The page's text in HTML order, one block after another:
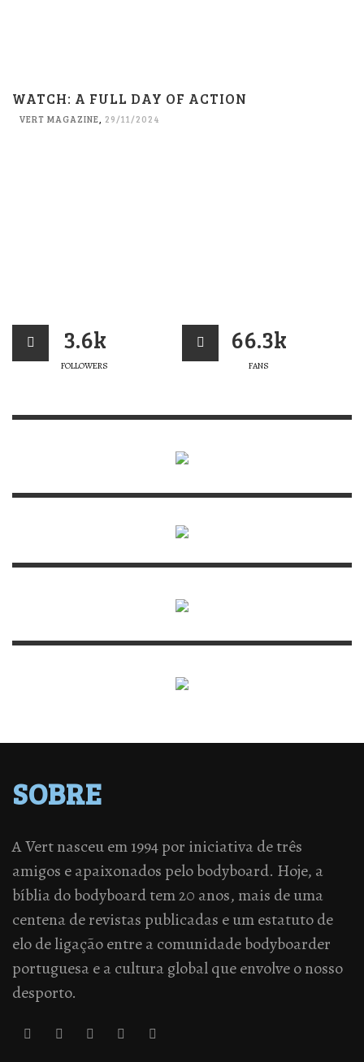
WATCH: A FULL DAY OF ACTION
VERT MAGAZINE, 29/11/2024
3.6k
FOLLOWERS
66.3k
FANS
SOBRE
A Vert nasceu em 1994 por iniciativa de três
amigos e apaixonados pelo bodyboard. Hoje, a
bíblia do bodyboard tem 20 anos, mais de uma
centena de revistas publicadas e um estatuto de
elo de ligação entre a comunidade bodyboarder
portuguesa e a cultura global que envolve o nosso
desporto.